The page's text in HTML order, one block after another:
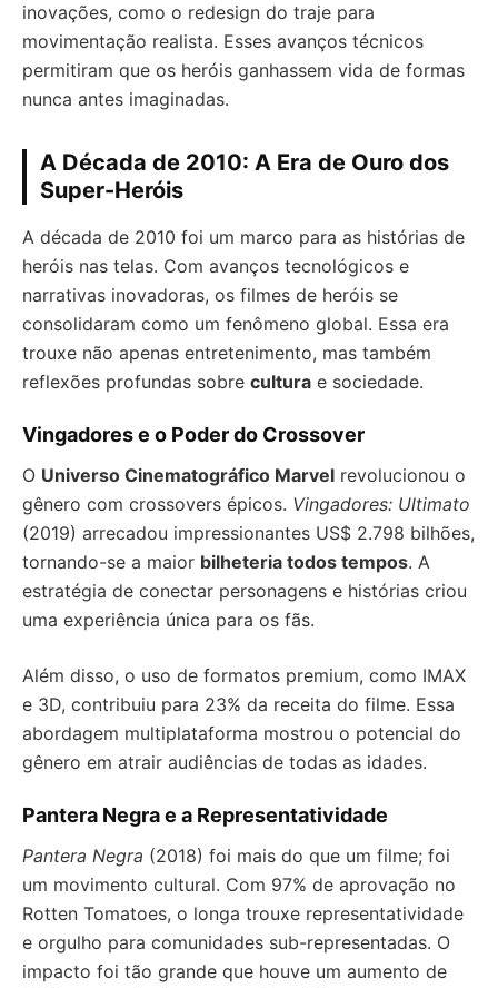
inovações, como o redesign do traje para
movimentação realista. Esses avanços técnicos
permitiram que os heróis ganhassem vida de formas
nunca antes imaginadas.
A Década de 2010: A Era de Ouro dos
Super-Heróis
A década de 2010 foi um marco para as histórias de
heróis nas telas. Com avanços tecnológicos e
narrativas inovadoras, os filmes de heróis se
consolidaram como um fenômeno global. Essa era
trouxe não apenas entretenimento, mas também
reflexões profundas sobre cultura e sociedade.
Vingadores e o Poder do Crossover
O Universo Cinematográfico Marvel revolucionou o
gênero com crossovers épicos. Vingadores: Ultimato
(2019) arrecadou impressionantes US$ 2.798 bilhões,
tornando-se a maior bilheteria todos tempos. A
estratégia de conectar personagens e histórias criou
uma experiência única para os fãs.
Além disso, o uso de formatos premium, como IMAX
e 3D, contribuiu para 23% da receita do filme. Essa
abordagem multiplataforma mostrou o potencial do
gênero em atrair audiências de todas as idades.
Pantera Negra e a Representatividade
Pantera Negra (2018) foi mais do que um filme; foi
um movimento cultural. Com 97% de aprovação no
Rotten Tomatoes, o longa trouxe representatividade
e orgulho para comunidades sub-representadas. O
impacto foi tão grande que houve um aumento de